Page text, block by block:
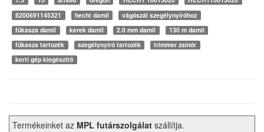
8200691145321
hecht damil
vágószál szegélynyíróhoz
fűkasza damil
kerek damil 2.0 mm damil
130 m damil
fűkasza tartozék
szegélynyíró tartozék
trimmer zsinór
kerti gép kiegészítő
Termékeinket az MPL futárszolgálat szállítja.